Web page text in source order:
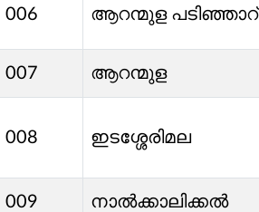
006 ആറന്മുള പടിഞ്ഞാറ്
007 ആറന്മുള
008 ഇടശ്ശേരിമല
009 നാല്‍ക്കാലിക്കൽ